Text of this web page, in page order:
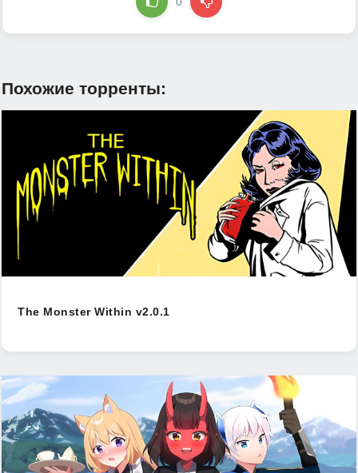
Похожие торренты:
The Monster Within v2.0.1